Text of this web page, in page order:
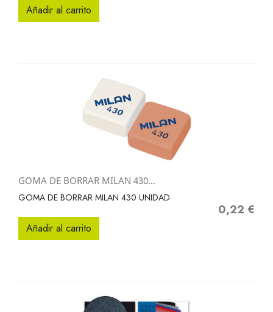
Añadir al carrito
GOMA DE BORRAR MILAN 430...
GOMA DE BORRAR MILAN 430 UNIDAD
Precio
0,22 €
Añadir al carrito